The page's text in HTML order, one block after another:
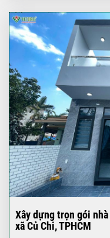
Xây dựng trọn gói
xã Củ Chi, TPHCM